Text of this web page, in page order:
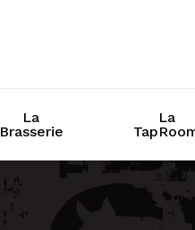
La
Brasserie
La